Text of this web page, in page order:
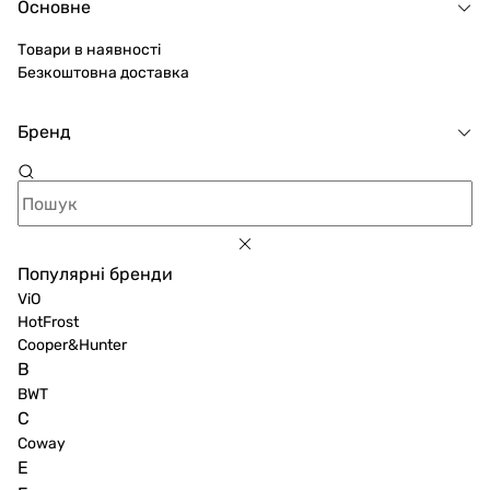
Основне
Товари в наявності
Безкоштовна доставка
Бренд
Популярні бренди
ViO
HotFrost
Cooper&Hunter
B
BWT
C
Coway
E